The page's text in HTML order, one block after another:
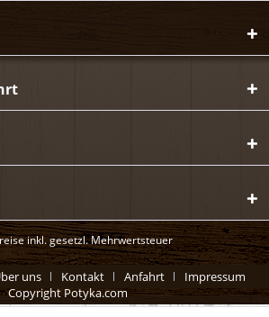
inkl. gesetzl. Mehrwertsteuer
uns Kontakt Anfahrt
Impressum
Copyright Potyka.com